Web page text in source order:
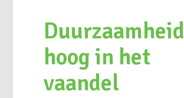
Duurzaamheid
hoog in het
vaandel